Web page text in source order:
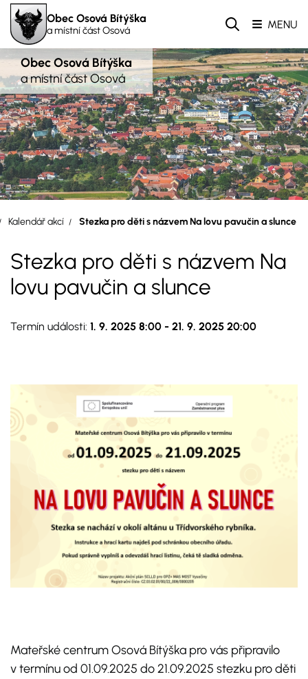
Obec Osová Bítýška
a místní část Osová MENU
Obec Osová Bítýška
a místní část Osová
Kalendář akcí Stezka pro děti s názvem Na lovu pavučin a slunce
Stezka pro děti s názvem Na
lovu pavučin a slunce
Termín události: 1. 9. 2025 8:00 - 21. 9. 2025 20:00
Mateřské centrum Osová Bítýška pro vás připravilo
v termínu od 01.09.2025 do 21.09.2025 stezku pro děti